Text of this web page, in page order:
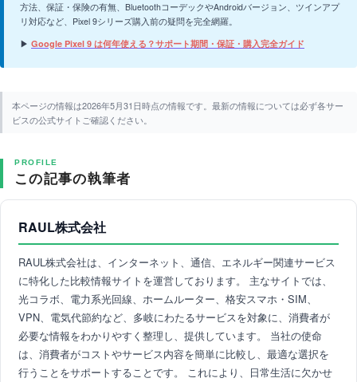
方法、保証・保険の有無、BluetoothコーデックやAndroidバージョン、ツインアプ
リ対応など、Pixel 9シリーズ購入前の疑問を完全網羅。
▶ Google Pixel 9 は何年使える？サポート期間・保証・購入完全ガイド
本ページの情報は2026年5月31日時点の情報です。最新の情報については必ず各サー
ビスの公式サイトご確認ください。
PROFILE
この記事の執筆者
RAUL株式会社
RAUL株式会社は、インターネット、通信、エネルギー関連サービス
に特化した比較情報サイトを運営しております。 主なサイトでは、
光コラボ、電力系光回線、ホームルーター、格安スマホ・SIM、
VPN、電気代節約など、多岐にわたるサービスを対象に、消費者が
必要な情報をわかりやすく整理し、提供しています。 当社の使命
は、消費者がコストやサービス内容を簡単に比較し、最適な選択を
行うことをサポートすることです。 これにより、日常生活に欠かせ